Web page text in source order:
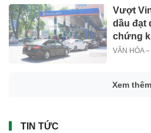
Vượt
dầu đạt
chứng
VĂN HÓA –
Xem thêm
TIN TỨC